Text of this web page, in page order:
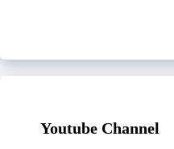
Youtube Channel